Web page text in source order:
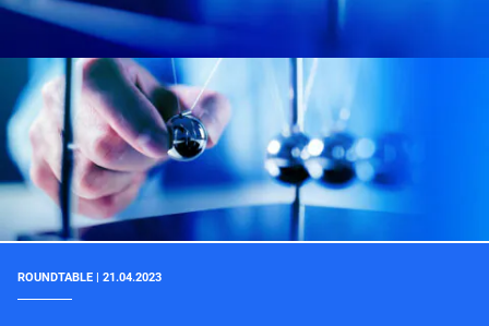
ROUNDTABLE | 21.04.2023